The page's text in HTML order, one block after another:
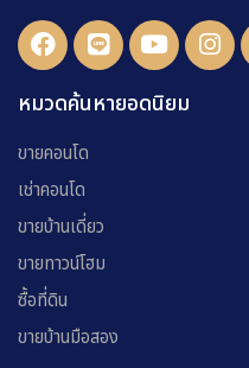
หมวดค้นหายอดนิยม
ขายคอนโด
เช่าคอนโด
ขายบ้านเดี่ยว
ขายทาวน์โฮม
ซื้อที่ดิน
ขายบ้านมือสอง